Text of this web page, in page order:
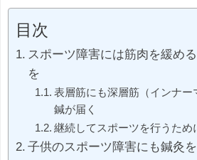
目次
スポーツ障害には筋肉を緩め
を
表層筋にも深層筋（インナー
鍼が届く
継続してスポーツを行うため
子供のスポーツ障害にも鍼灸を